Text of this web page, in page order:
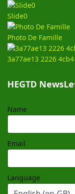
Slide0
Photo De Famille
3a77ae13 2226
HEGTD
Name
Email
Language